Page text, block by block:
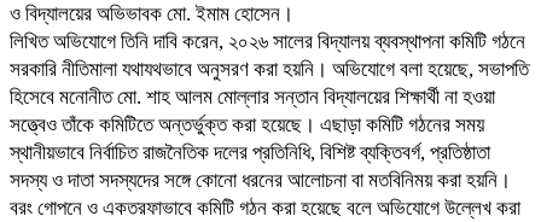
ও বিদ্যালয়ের অভিভাবক মো. ইমাম হোসেন।
লিখিত অভিযোগে তিনি দাবি করেন, ২০২৬ সালের বিদ্যালয় ব্যবস্থাপনা কমিটি গঠনে
সরকারি নীতিমালা যথাযথভাবে অনুসরণ করা হয়নি। অভিযোগে বলা হয়েছে, সভাপতি
হিসেবে মনোনীত মো. শাহ আলম মোল্লার সন্তান বিদ্যালয়ের শিক্ষার্থী না হওয়া
সত্ত্বেও তাঁকে কমিটিতে অন্তর্ভুক্ত করা হয়েছে। এছাড়া কমিটি গঠনের সময়
স্থানীয়ভাবে নির্বাচিত রাজনৈতিক দলের প্রতিনিধি, বিশিষ্ট ব্যক্তিবর্গ, প্রতিষ্ঠাতা
সদস্য ও দাতা সদস্যদের সঙ্গে কোনো ধরনের আলোচনা বা মতবিনিময় করা হয়নি।
বরং গোপনে ও একতরফাভাবে কমিটি গঠন করা হয়েছে বলে অভিযোগে উল্লেখ করা